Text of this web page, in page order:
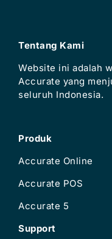
Tentang Kami
Website ini adalah
Accurate yang
seluruh Indonesia.
Produk
Accurate Online
Accurate POS
Accurate 5
Support